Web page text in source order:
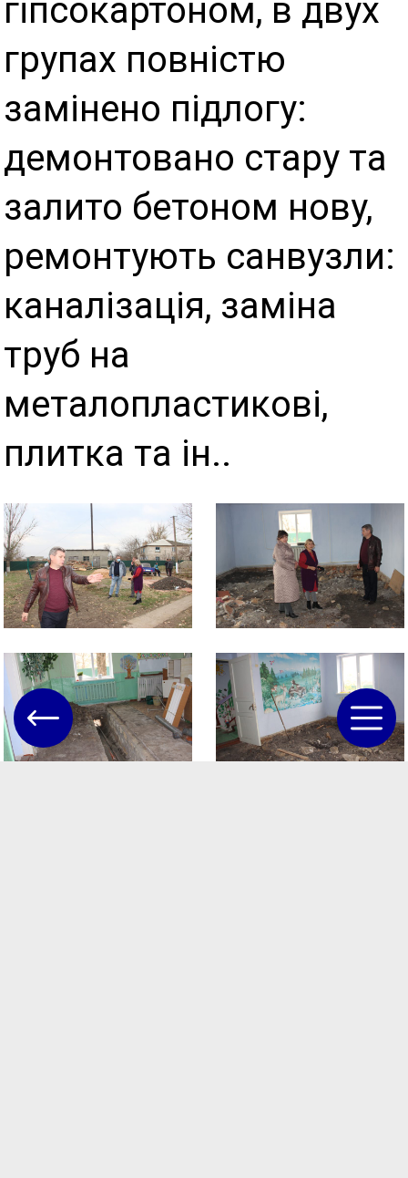
гіпсокартоном, в двух
групах повністю
замінено підлогу:
демонтовано стару та
залито бетоном нову,
ремонтують санвузли:
каналізація, заміна
труб на
металопластикові,
плитка та ін..